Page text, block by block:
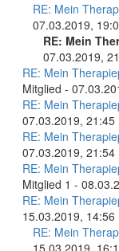
RE: Mein
07.03.2019,
RE: Mein
07.03.2019,
RE: Mein
Mitglied -
RE: Mein
07.03.2019, 21:45
RE: Mein
07.03.2019, 21:54
RE: Mein
Mitglied 1 -
RE: Mein
15.03.2019, 14:56
RE: Mein